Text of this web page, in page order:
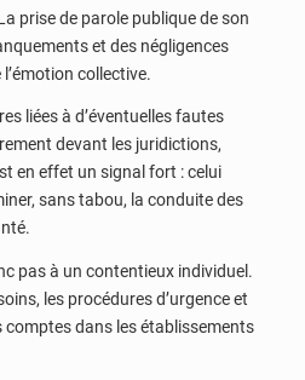
prise de parole publique de son
et des négligences
collective.
liées à d’éventuelles fautes
devant les juridictions,
en effet un signal fort : celui
sans tabou, la conduite des
pas à un contentieux individuel.
les procédures d’urgence et
comptes dans les établissements